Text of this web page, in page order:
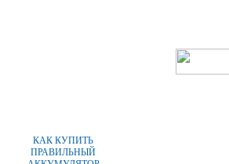
КАК КУПИТЬ
ПРАВИЛЬНЫЙ